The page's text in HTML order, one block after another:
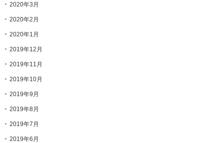
2020年3月
2020年2月
2020年1月
2019年12月
2019年11月
2019年10月
2019年9月
2019年8月
2019年7月
2019年6月